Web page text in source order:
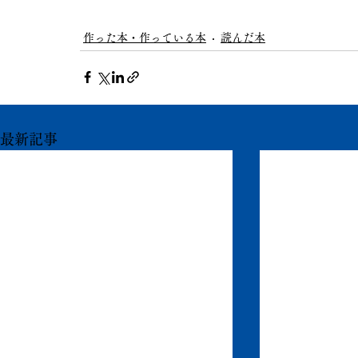
作った本・作っている本 読んだ本
最新記事